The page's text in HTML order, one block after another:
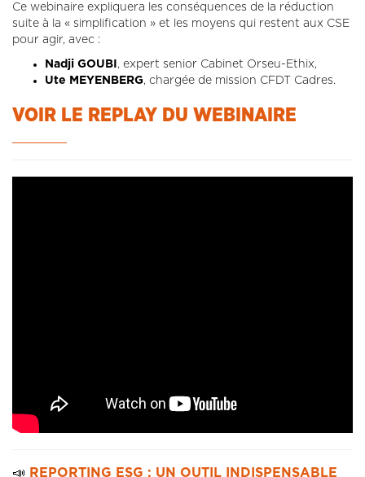
Ce webinaire expliquera les conséquences de la réduction
suite à la « simplification » et les moyens qui restent aux CSE
pour agir, avec :
Nadji GOUBI , expert senior Cabinet Orseu-Ethix,
Ute MEYENBERG, chargée de mission CFDT Cadres.
VOIR LE REPLAY DU WEBINAIRE
📣 REPORTING ESG : UN OUTIL INDISPENSABLE